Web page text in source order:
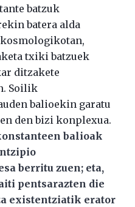
batzuk
batera alda
txiki batzuek
ditzakete
Soilik
balioekin garatu
den bizi konplexua.
balioak
berritu zuen; eta,
pentsarazten die
existentziatik erator